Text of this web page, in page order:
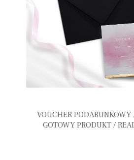
VOUCHER
GOTOWY PRODUKT /